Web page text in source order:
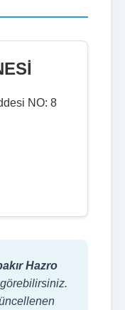
NO: 8
Hazro